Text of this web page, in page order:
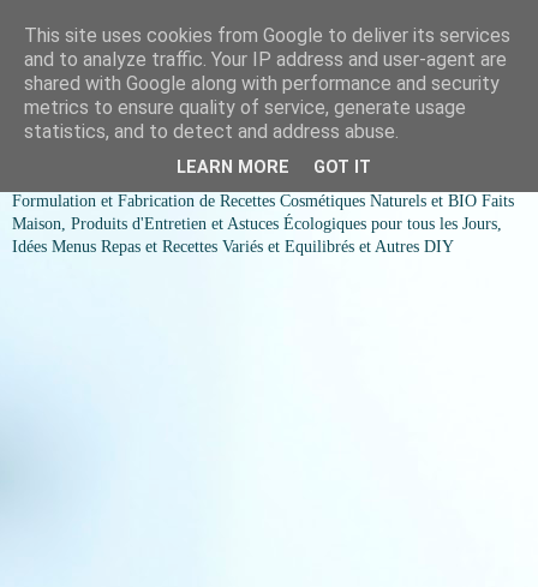
COSMESSENCE BIO Recettes
cosmetiques naturels et Bio et
idées menus variés et équilibrés
Formulation et Fabrication de Recettes Cosmétiques Naturels et BIO Faits
Maison, Produits d'Entretien et Astuces Écologiques pour tous les Jours,
Idées Menus Repas et Recettes Variés et Equilibrés et Autres DIY
This site uses cookies from Google to deliver its services
and to analyze traffic. Your IP address and user-agent are
shared with Google along with performance and security
metrics to ensure quality of service, generate usage
statistics, and to detect and address abuse.
LEARN MORE GOT IT